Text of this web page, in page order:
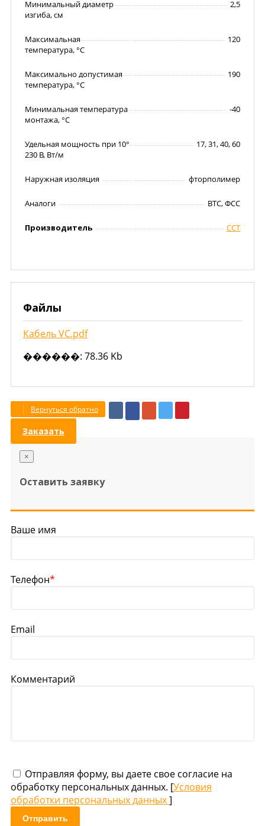
Минимальный диаметр
изгиба, см
2,5
Максимальная
температура, °C
120
Максимально допустимая
температура, °C
190
Минимальная температура
монтажа, °C
-40
Удельная мощность при 10°
230 В, Вт/м
17, 31, 40, 60
Наружная изоляция фторполимер
Аналоги ВТС, ФСС
Производитель ССТ
Файлы
Кабель VC.pdf
������: 78.36 Kb
Вернуться обратно
Заказать
×
Оставить заявку
Ваше имя
Телефон*
Email
Комментарий
Отправляя форму, вы даете свое согласие на
обработку персональных данных. [Условия
обработки персональных данных]
Отправить